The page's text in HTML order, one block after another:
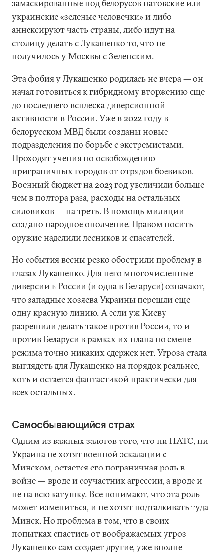
замаскированные под белорусов натовские или
украинские «зеленые человечки» и либо
аннексируют часть страны, либо идут на
столицу делать с Лукашенко то, что не
получилось у Москвы с Зеленским.
Эта фобия у Лукашенко родилась не вчера — он
начал готовиться к гибридному вторжению еще
до последнего всплеска диверсионной
активности в России. Уже в 2022 году в
белорусском МВД были созданы новые
подразделения по борьбе с экстремистами.
Проходят учения по освобождению
приграничных городов от отрядов боевиков.
Военный бюджет на 2023 год увеличили больше
чем в полтора раза, расходы на остальных
силовиков — на треть. В помощь милиции
создано народное ополчение. Правом носить
оружие наделили лесников и спасателей.
Но события весны резко обострили проблему в
глазах Лукашенко. Для него многочисленные
диверсии в России (и одна в Беларуси) означают,
что западные хозяева Украины перешли еще
одну красную линию. А если уж Киеву
разрешили делать такое против России, то и
против Беларуси в рамках их плана по смене
режима точно никаких сдержек нет. Угроза стала
выглядеть для Лукашенко на порядок реальнее,
хоть и остается фантастикой практически для
всех остальных.
Самосбывающийся страх
Одним из важных залогов того, что ни НАТО, ни
Украина не хотят военной эскалации с
Минском, остается его пограничная роль в
войне — вроде и соучастник агрессии, а вроде и
не на всю катушку. Все понимают, что эта роль
может измениться, и не хотят подталкивать туда
Минск. Но проблема в том, что в своих
попытках спастись от воображаемых угроз
Лукашенко сам создает другие, уже вполне